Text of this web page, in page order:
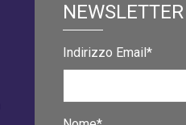
NEWSLETTER
Indirizzo Email*